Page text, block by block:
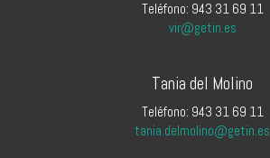
Teléfono: 943 31 69 11
vir@getin.es
Tania del Molino
Teléfono: 943 31 69 11
tania.delmolino@getin.es